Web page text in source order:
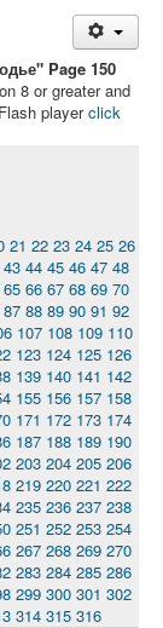
Page 150
8 or greater and
playerclick
21 22 23 24 25 26
43 44 45 46 47 48
65 66 67 68 69 70
87 88 89 90 91 92
107 108 109 110
123 124 125 126
139 140 141 142
155 156 157 158
171 172 173 174
187 188 189 190
203 204 205 206
219 220 221 222
235 236 237 238
251 252 253 254
267 268 269 270
283 284 285 286
299 300 301 302
314 315 316